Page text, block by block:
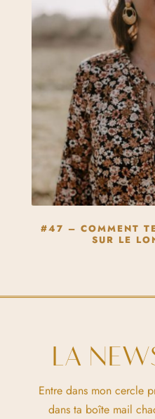
#47 – COMMENT
SUR LE
LA
Entre dans mon cercle
dans ta boîte mail